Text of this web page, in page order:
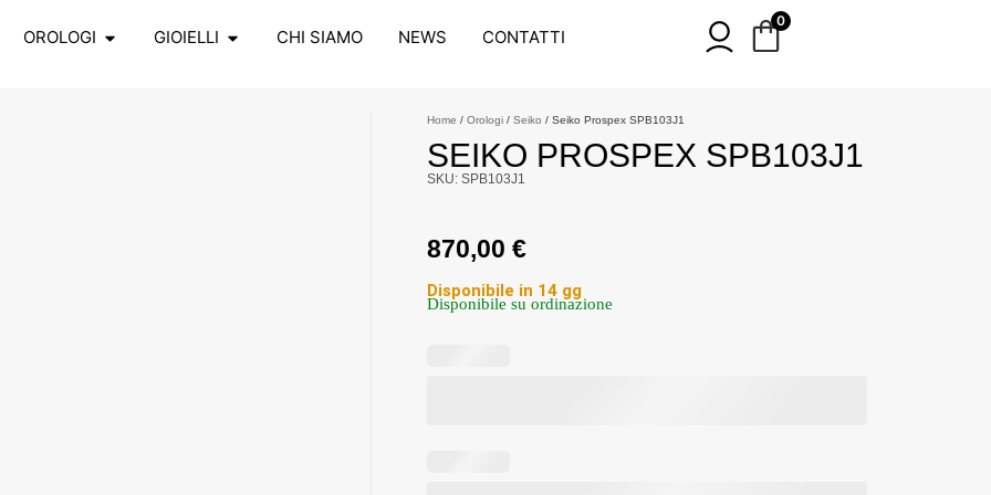
OROLOGI GIOIELLI CHI SIAMO NEWS CONTATTI
0
Home / Orologi / Seiko / Seiko Prospex SPB103J1
SEIKO PROSPEX SPB103J1
SKU: SPB103J1
870,00 €
Disponibile in 14 gg
Disponibile su ordinazione